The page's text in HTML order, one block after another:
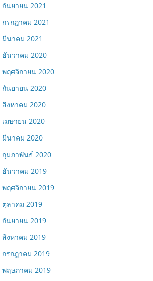
กันยายน 2021
กรกฎาคม 2021
มีนาคม 2021
ธันวาคม 2020
พฤศจิกายน 2020
กันยายน 2020
สิงหาคม 2020
เมษายน 2020
มีนาคม 2020
กุมภาพันธ์ 2020
ธันวาคม 2019
พฤศจิกายน 2019
ตุลาคม 2019
กันยายน 2019
สิงหาคม 2019
กรกฎาคม 2019
พฤษภาคม 2019